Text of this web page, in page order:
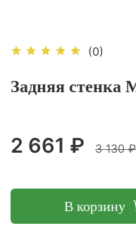
(0)
Задняя стенка
2 661 ₽ 3 130 ₽
В корзину